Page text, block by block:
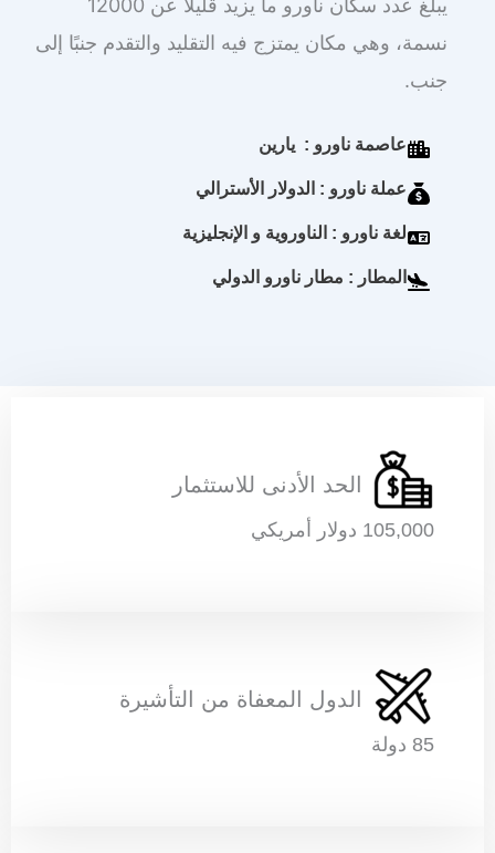
يبلغ عدد سكان ناورو ما يزيد قليلاً عن 12000
نسمة، وهي مكان يمتزج فيه التقليد والتقدم جنبًا إلى
جنب.
عاصمة ناورو : يارين
عملة ناورو : الدولار الأسترالي
لغة ناورو : الناوروية و الإنجليزية
المطار : مطار ناورو الدولي
الحد الأدنى للاستثمار
105,000 دولار أمريكي
الدول المعفاة من التأشيرة
85 دولة